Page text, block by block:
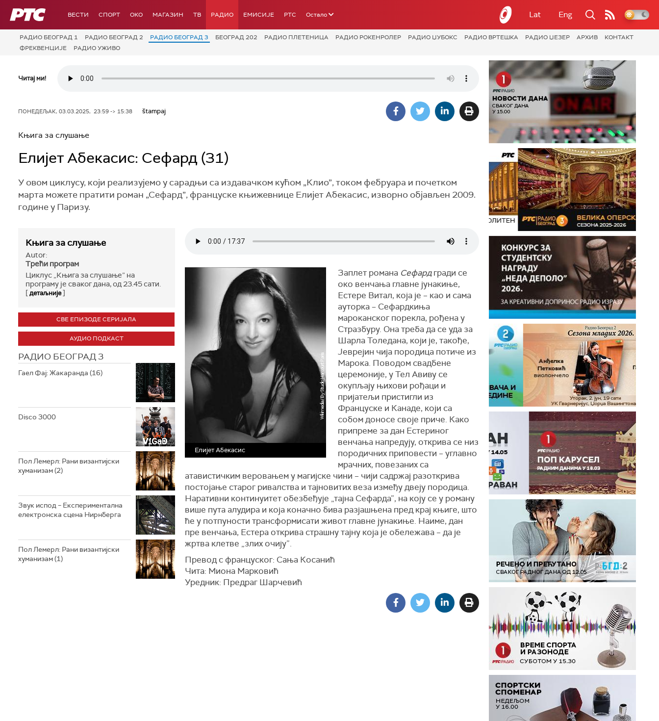
РТС ВЕСТИ СПОРТ OKO МАГАЗИН ТВ РАДИО ЕМИСИЈЕ РТС Остало Lat Eng
РАДИО БЕОГРАД 1 РАДИО БЕОГРАД 2 РАДИО БЕОГРАД 3 БЕОГРАД 202 РАДИО ПЛЕТЕНИЦА РАДИО РОКЕНРОЛЕР РАДИО ЏУБОКС РАДИО ВРТЕШКА РАДИО ЏЕЗЕР АРХИВ
КОНТАКТ
ФРЕКВЕНЦИЈЕ
РАДИО УЖИВО
Читај ми!
ПОНЕДЕЉАК, 03.03.2025, 23:59 -> 15:38 štampaj
Књига за слушање
Елијет Абекасис: Сефард (31)
У овом циклусу, који реализујемо у сарадњи са издавачком кућом „Клио”, током фебруара и почетком
марта можете пратити роман „Сефард”, француске књижевнице Елијет Абекасис, изворно објављен 2009.
године у Паризу.
Књига за слушање
Autor:
Трећи програм
Циклус „Књига за слушање” на
програму је сваког дана, од 23.45 сати.
[детаљније]
СВЕ ЕПИЗОДЕ СЕРИЈАЛА
АУДИО ПОДКАСТ
РАДИО БЕОГРАД 3
Гаел Фај: Жакаранда (16)
Disco 3000
Пол Лемерл: Рани византијски
хуманизам (2)
Звук испод – Експериментална
електронска сцена Нирнберга
Пол Лемерл: Рани византијски
хуманизам (1)
Елијет Абекасис
Заплет романа Сефардгради се
око венчања главне јунакиње,
Естере Витал, која је – као и сама
ауторка – Сефардкиња
мароканског порекла, рођена у
Стразбуру. Она треба да се уда за
Шарла Толедана, који је, такође,
Јеврејин чија породица потиче из
Марока. Поводом свадбене
церемоније, у Тел Авиву се
окупљају њихови рођаци и
пријатељи пристигли из
Француске и Канаде, који са
собом доносе своје приче. Како
припреме за дан Естериног
венчања напредују, открива се низ
породичних приповести – углавно
мрачних, повезаних са
атавистичким веровањем у магијске чини – чији садржај разоткрива
постојање старог ривалства и тајновитих веза између двеју породица.
Наративни континуитет обезбеђује „тајна Сефарда”, на коју се у роману
више пута алудира и која коначно бива разјашњена пред крај књиге, што
ће у потпуности трансформисати живот главне јунакиње. Наиме, дан
пре венчања, Естера открива страшну тајну која је обележава – да је
жртва клетве „злих очију”.
Превод с француског: Сања Косанић
Чита: Миона Марковић
Уредник: Предраг Шарчевић